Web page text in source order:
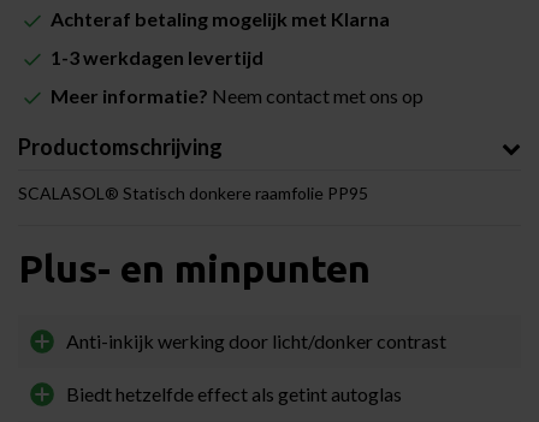
Achteraf betaling mogelijk met Klarna
1-3 werkdagen levertijd
Meer informatie? Neem contact met ons op
Productomschrijving
SCALASOL® Statisch donkere raamfolie PP95
Plus- en minpunten
Anti-inkijk werking door licht/donker contrast
Biedt hetzelfde effect als getint autoglas